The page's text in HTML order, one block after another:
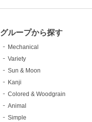
グループから探す
Mechanical
Variety
Sun & Moon
Kanji
Colored & Woodgrain
Animal
Simple